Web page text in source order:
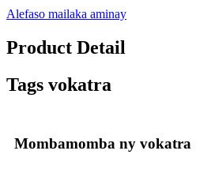
Alefaso mailaka aminay
Product Detail
Tags vokatra
Mombamomba ny vokatra